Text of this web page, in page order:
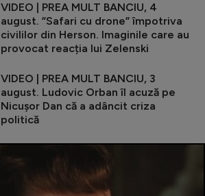
VIDEO | PREA MULT BANCIU, 4
august. ”Safari cu drone” împotriva
civililor din Herson. Imaginile care au
provocat reacția lui Zelenski
VIDEO | PREA MULT BANCIU, 3
august. Ludovic Orban îl acuză pe
Nicușor Dan că a adâncit criza
politică